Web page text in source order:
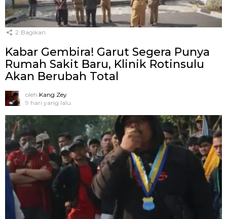
2 Bagikan
Kabar Gembira! Garut Segera Punya
Rumah Sakit Baru, Klinik Rotinsulu
Akan Berubah Total
oleh Kang Zey
9 hari yang lalu